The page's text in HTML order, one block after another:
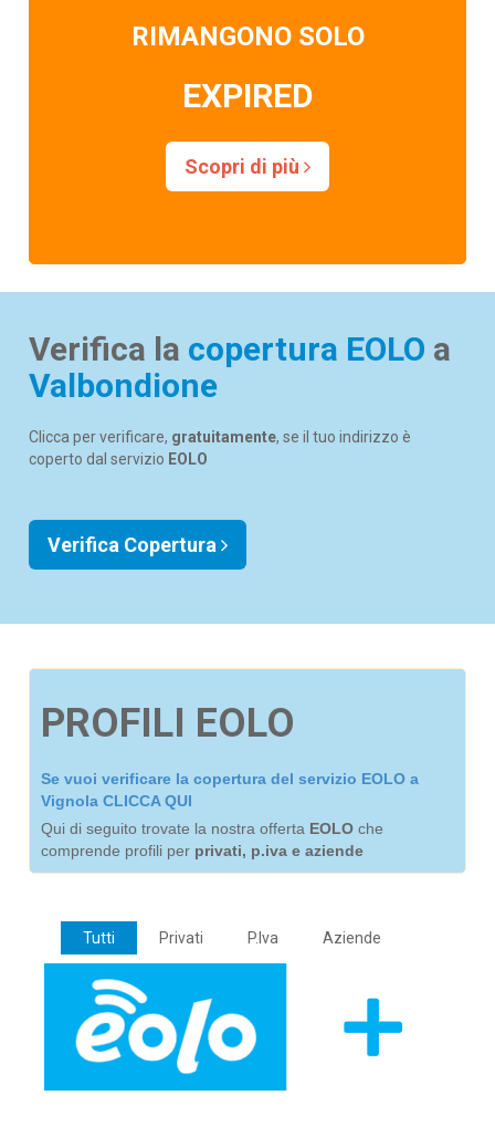
RIMANGONO SOLO
EXPIRED
Scopri di più
Verifica la copertura EOLO a
Valbondione
Clicca per verificare, gratuitamente, se il tuo indirizzo è
coperto dal servizio EOLO
Verifica Copertura
PROFILI EOLO
Se vuoi verificare la copertura del servizio EOLO a
Vignola CLICCA QUI
Qui di seguito trovate la nostra offerta EOLO che
comprende profili per privati, p.iva e aziende
Tutti Privati P.Iva Aziende